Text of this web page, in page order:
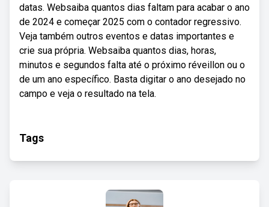
datas. Websaiba quantos dias faltam para acabar o ano
de 2024 e começar 2025 com o contador regressivo.
Veja também outros eventos e datas importantes e
crie sua própria. Websaiba quantos dias, horas,
minutos e segundos falta até o próximo réveillon ou o
de um ano específico. Basta digitar o ano desejado no
campo e veja o resultado na tela.
Tags